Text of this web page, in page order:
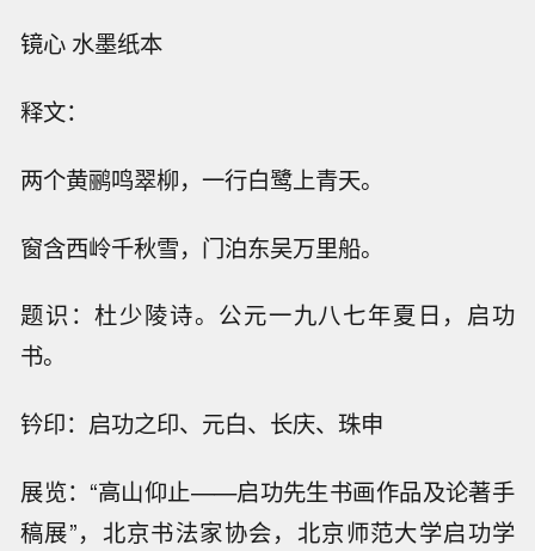
镜心 水墨纸本
释文：
两个黄鹂鸣翠柳，一行白鹭上青天。
窗含西岭千秋雪，门泊东吴万里船。
题识：杜少陵诗。公元一九八七年夏日，启功
书。
钤印：启功之印、元白、长庆、珠申
展览：“高山仰止——启功先生书画作品及论著手
稿展”，北京书法家协会，北京师范大学启功学